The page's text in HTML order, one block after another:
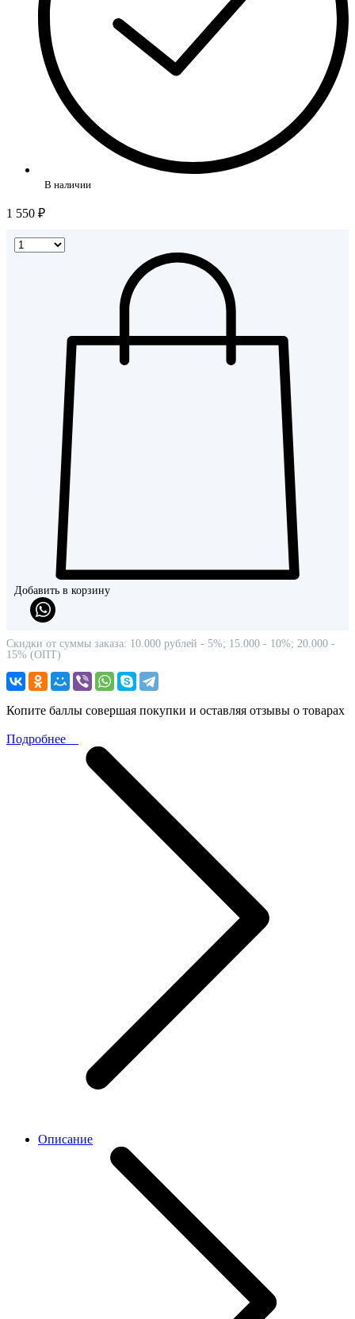
В наличии
1 550 ₽
Добавить в корзину
Скидки от суммы заказа: 10.000 рублей - 5%; 15.000 - 10%; 20.000 -
15% (ОПТ)
Копите баллы совершая покупки и оставляя отзывы о товарах
Подробнее
Описание